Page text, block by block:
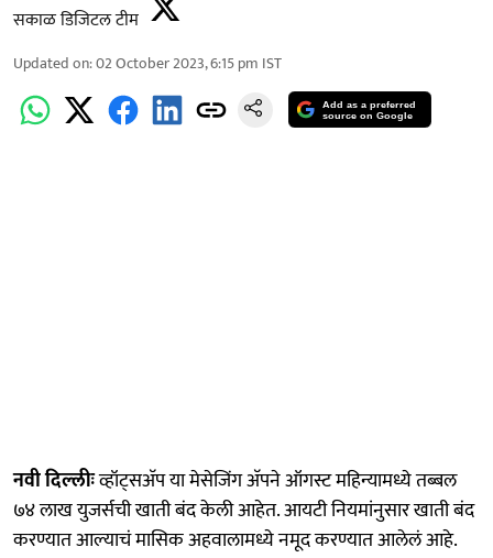
सकाळ डिजिटल टीम
Updated on:02 October 2023, 6:15 pm IST
Add as a preferred
source on Google
नवी दिल्लीःव्हॉट्सअ‍ॅप या मेसेजिंग अ‍ॅपने ऑगस्ट महिन्यामध्ये तब्बल
७४ लाख युजर्सची खाती बंद केली आहेत. आयटी नियमांनुसार खाती बंद
करण्यात आल्याचं मासिक अहवालामध्ये नमूद करण्यात आलेलं आहे.